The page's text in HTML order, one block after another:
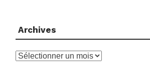
Archives
Archives